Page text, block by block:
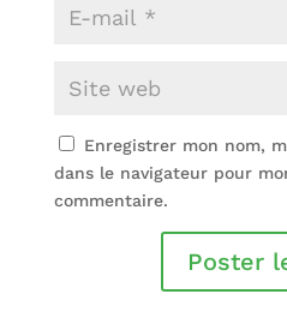
Enregistrer mon nom,
dans le navigateur pour
commentaire.